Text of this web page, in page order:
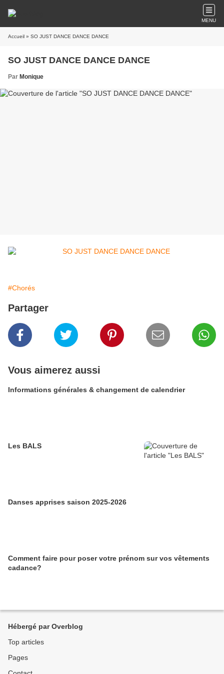
MENU
Accueil » SO JUST DANCE DANCE DANCE
SO JUST DANCE DANCE DANCE
Par Monique
#Chorés
Partager
Vous aimerez aussi
Informations générales & changement de calendrier
Les BALS
Danses apprises saison 2025-2026
Comment faire pour poser votre prénom sur vos vêtements
cadance?
Hébergé par Overblog
Top articles
Pages